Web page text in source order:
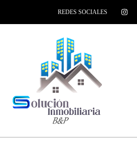
REDES SOCIALES